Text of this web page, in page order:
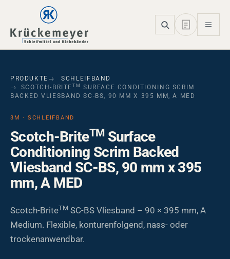
Skip to main navigation
Skip to main content
Skip to page footer
PRODUKTE
SCHLEIFBAND
SCOTCH-BRITE TM
SURFACE CONDITIONING SCRIM
BACKED VLIESBAND SC-BS, 90 MM X 395 MM, A MED
3M · SCHLEIFBAND
Scotch-BriteTMSurface
Conditioning Scrim Backed
Vliesband SC-BS, 90 mm x 395
mm, A MED
Scotch-BriteTM SC-BS Vliesband – 90 × 395 mm, A
Medium. Flexible, konturenfolgend, nass- oder
trockenanwendbar.